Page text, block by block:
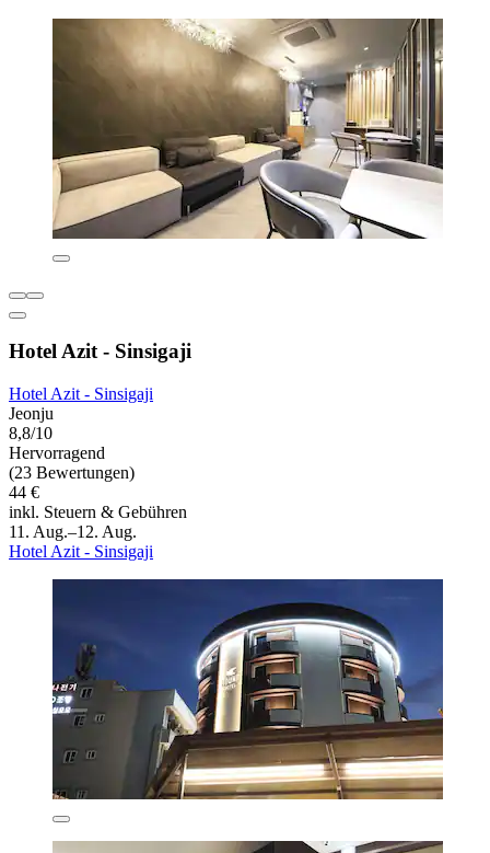
Hotel Azit - Sinsigaji
Hotel Azit - Sinsigaji
Jeonju
8,8/10
Hervorragend
(23 Bewertungen)
44 €
inkl. Steuern & Gebühren
11. Aug.–12. Aug.
Hotel Azit - Sinsigaji